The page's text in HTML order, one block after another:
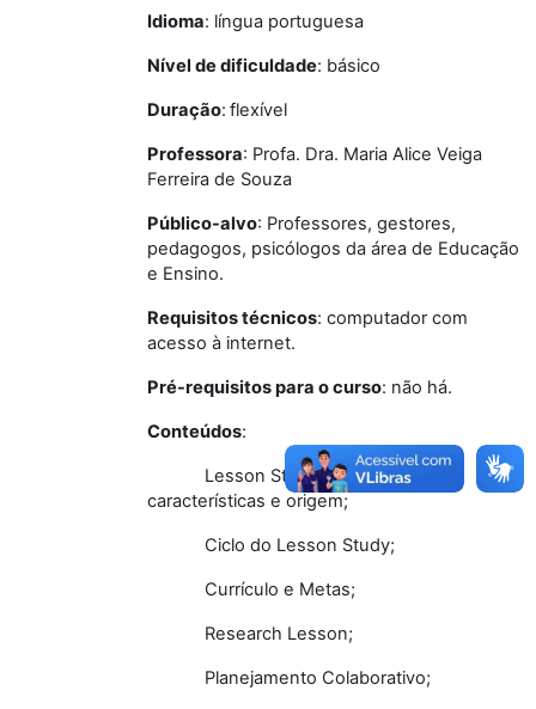
Idioma: língua portuguesa
Nível de dificuldade: básico
Duração: flexível
Professora: Profa. Dra. Maria Alice Veiga
Ferreira de Souza
Público-alvo: Professores, gestores,
pedagogos, psicólogos da área de Educação
e Ensino.
Requisitos técnicos: computador com
acesso à internet.
Pré-requisitos para o curso: não há.
Conteúdos:
Lesson Study: principais
características e origem;
Ciclo do Lesson Study;
Currículo e Metas;
Research Lesson;
Planejamento Colaborativo;